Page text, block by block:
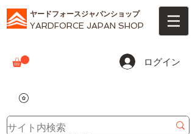
ヤードフォースジャパンショップ
YARDFORCE JAPAN SHOP
ログイン